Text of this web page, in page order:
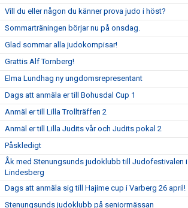
Vill du eller någon du känner prova judo i höst?
Sommarträningen börjar nu på onsdag.
Glad sommar alla judokompisar!
Grattis Alf Tornberg!
Elma Lundhag ny ungdomsrepresentant
Dags att anmäla er till Bohusdal Cup 1
Anmäl er till Lilla Trollträffen 2
Anmäl er till Lilla Judits vår och Judits pokal 2
Påskledigt
Åk med Stenungsunds judoklubb till Judofestivalen i
Lindesberg
Dags att anmäla sig till Hajime cup i Varberg 26 april!
Stenungsunds judoklubb på seniormässan